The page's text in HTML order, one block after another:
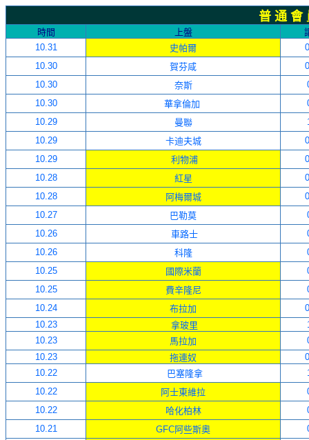
普 通 會
時間 上盤
10.31
史帕爾
10.30
賀芬咸
10.30
奈斯
10.30
華拿倫加
10.29
曼聯
10.29
卡迪夫城
10.29
利物浦
10.28
紅星
10.28
阿梅爾城
10.27
巴勒莫
10.26
車路士
10.26
科隆
10.25
國際米蘭
10.25
費辛隆尼
10.24
布拉加
10.23
拿玻里
10.23
馬拉加
10.23
拖連奴
10.22
巴塞隆拿
10.22
阿士東維拉
10.22
哈化柏林
10.21
GFC阿些斯奧